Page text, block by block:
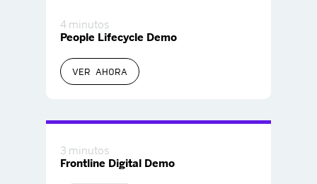
4 minutos
People Lifecycle Demo
VER AHORA
3 minutos
Frontline Digital Demo